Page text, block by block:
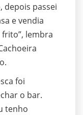
depois passei
e vendia
lembra
foi
o bar.
tenho